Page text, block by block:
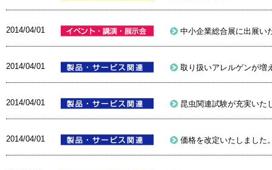
2014/04/01 中小企業総合展に出展い
2014/04/01 取り扱いアレルゲンが増
2014/04/01 昆虫関連試験が充実いた
2014/04/01 価格を改定いたしました